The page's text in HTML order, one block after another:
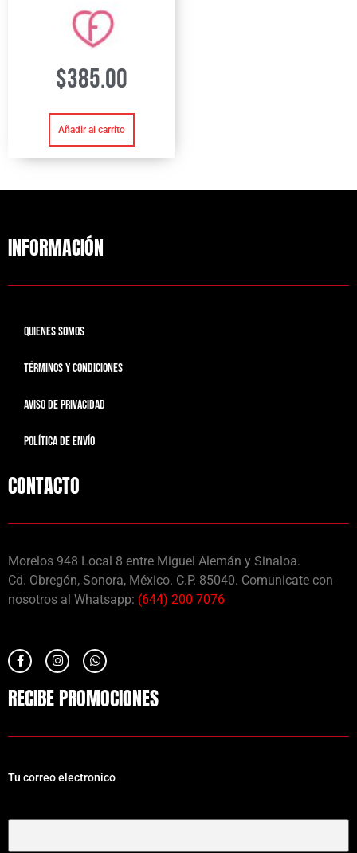
$385.00
Añadir al carrito
INFORMACIÓN
QUIENES SOMOS
TÉRMINOS Y CONDICIONES
AVISO DE PRIVACIDAD
POLÍTICA DE ENVÍO
CONTACTO
Morelos 948 Local 8 entre Miguel Alemán y Sinaloa.
Cd. Obregón, Sonora, México. C.P. 85040. Comunicate con
nosotros al Whatsapp: (644) 200 7076
RECIBE PROMOCIONES
Tu correo electronico